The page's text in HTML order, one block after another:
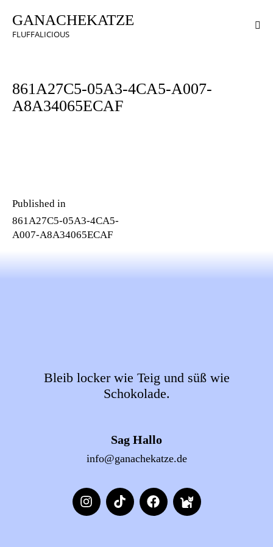
GANACHEKATZE
FLUFFALICIOUS
861A27C5-05A3-4CA5-A007-
A8A34065ECAF
Published in
861A27C5-05A3-4CA5-
A007-A8A34065ECAF
Bleib locker wie Teig und süß wie
Schokolade.
Sag Hallo
info@ganachekatze.de